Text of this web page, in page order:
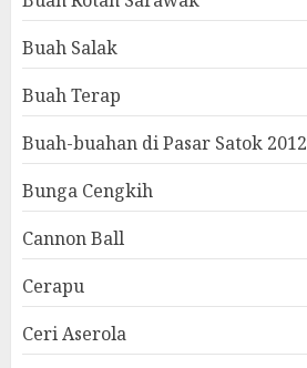
Buah Salak
Buah Terap
Buah-buahan di Pasar Satok 2012
Bunga Cengkih
Cannon Ball
Cerapu
Ceri Aserola